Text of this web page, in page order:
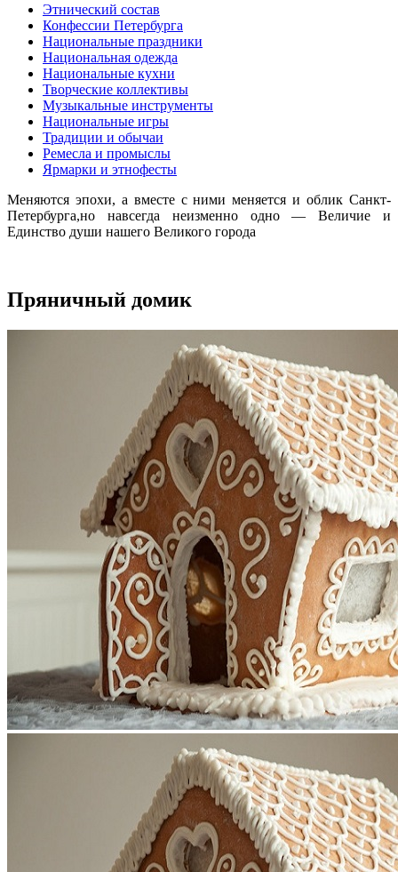
Этнический состав
Конфессии Петербурга
Национальные праздники
Национальная одежда
Национальные кухни
Творческие коллективы
Музыкальные инструменты
Национальные игры
Традиции и обычаи
Ремесла и промыслы
Ярмарки и этнофесты
Меняются эпохи, а вместе с ними меняется и облик Санкт-
Петербурга,но навсегда неизменно одно — Величие и
Единство души нашего Великого города
Пряничный домик